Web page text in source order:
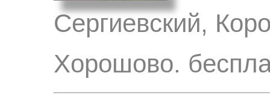
Сергиевский,
Хорошово.